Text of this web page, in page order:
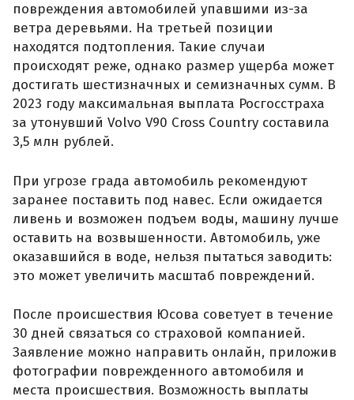
повреждения автомобилей упавшими из-за
ветра деревьями. На третьей позиции
находятся подтопления. Такие случаи
происходят реже, однако размер ущерба может
достигать шестизначных и семизначных сумм. В
2023 году максимальная выплата Росгосстраха
за утонувший Volvo V90 Cross Country составила
3,5 млн рублей.
При угрозе града автомобиль рекомендуют
заранее поставить под навес. Если ожидается
ливень и возможен подъем воды, машину лучше
оставить на возвышенности. Автомобиль, уже
оказавшийся в воде, нельзя пытаться заводить:
это может увеличить масштаб повреждений.
После происшествия Юсова советует в течение
30 дней связаться со страховой компанией.
Заявление можно направить онлайн, приложив
фотографии поврежденного автомобиля и
места происшествия. Возможность выплаты